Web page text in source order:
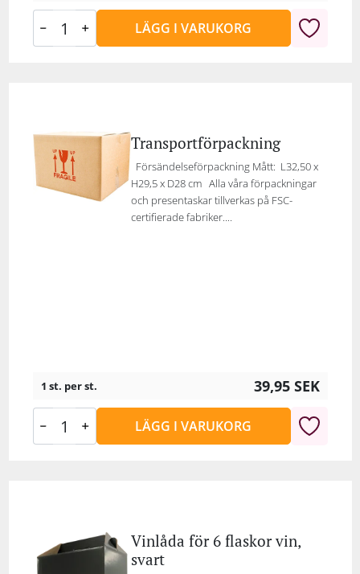
LÄGG I VARUKORG
Transportförpackning
Försändelseförpackning Mått: L32,50 x
H29,5 x D28 cm Alla våra förpackningar
och presentaskar tillverkas på FSC-
certifierade fabriker....
1 st. per st. 39,95 SEK
LÄGG I VARUKORG
Vinlåda för 6 flaskor vin,
svart